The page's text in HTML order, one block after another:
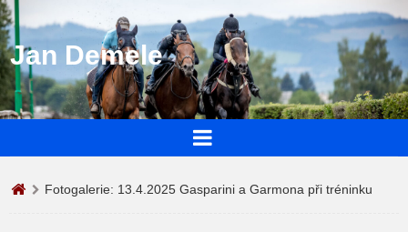
Jan Demele
Fotogalerie: 13.4.2025 Gasparini a Garmona při tréninku